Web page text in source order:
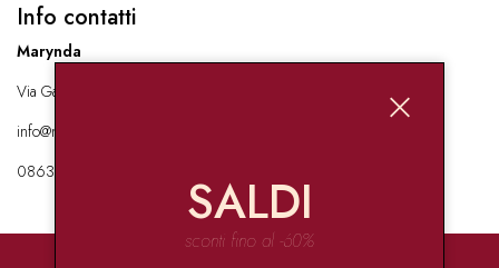
Info contatti
Marynda
Via Garibaldi 136 67051 Avezzano
info@marynda.com
08631871946
SALDI
sconti fino al -60%